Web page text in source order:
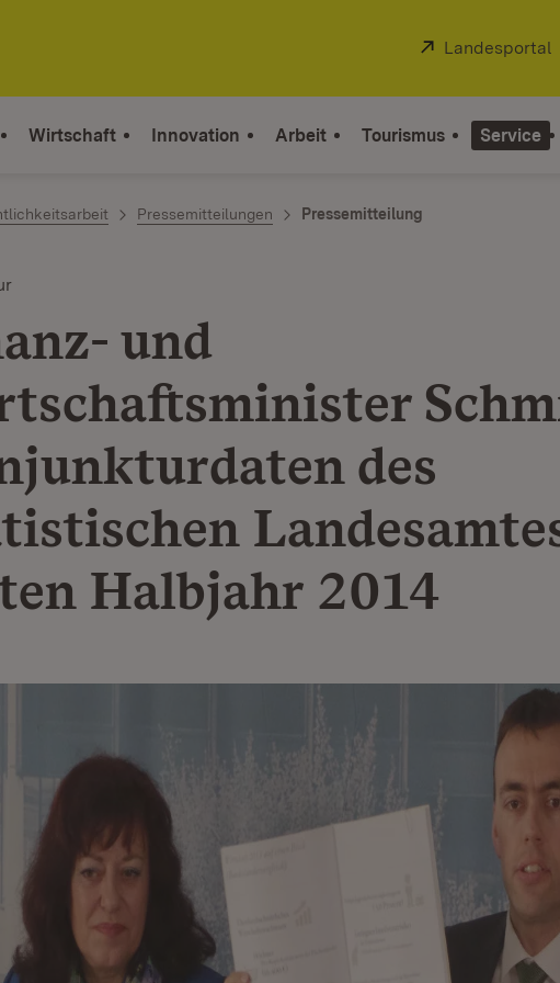
Extern:
Landesportal
Wirtschaft Innovation Arbeit Tourismus Service
Pressemitteilungen Pressemitteilung
und
des
Halbjahr 2014